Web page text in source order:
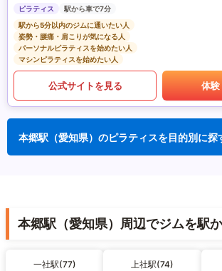
ピラティス
駅から車で7分
駅から5分以内のジムに通いたい人
姿勢・腰痛・肩こりが気になる人
パーソナルピラティスを始めたい人
マシンピラティスを始めたい人
公式サイトを見る 体験
本郷駅（愛知県）のピラティスを目的別に探
本郷駅（愛知県）周辺でジムを駅
一社駅(77) 上社駅(74)